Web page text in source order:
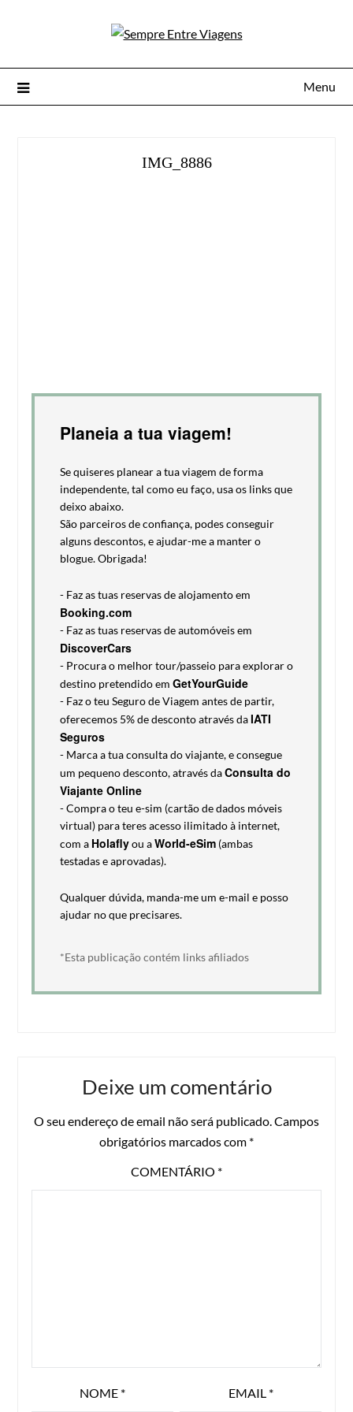
Menu
IMG_8886
Planeia a tua viagem!
Se quiseres planear a tua viagem de forma
independente, tal como eu faço, usa os links que
deixo abaixo.
São parceiros de confiança, podes conseguir
alguns descontos, e ajudar-me a manter o
blogue. Obrigada!
- Faz as tuas reservas de alojamento em
Booking.com
- Faz as tuas reservas de automóveis em
DiscoverCars
- Procura o melhor tour/passeio para explorar o
destino pretendido em GetYourGuide
- Faz o teu Seguro de Viagem antes de partir,
oferecemos 5% de desconto através daIATI
Seguros
- Marca a tua consulta do viajante, e consegue
um pequeno desconto, através daConsulta do
Viajante Online
- Compra o teu e-sim (cartão de dados móveis
virtual) para teres acesso ilimitado à internet,
com a Holaflyou aWorld-eSim(ambas
testadas e aprovadas).
Qualquer dúvida, manda-me um e-mail e posso
ajudar no que precisares.
*Esta publicação contém links afiliados
Deixe um comentário
O seu endereço de email não será publicado.Campos
obrigatórios marcados com *
COMENTÁRIO *
NOME * EMAIL *